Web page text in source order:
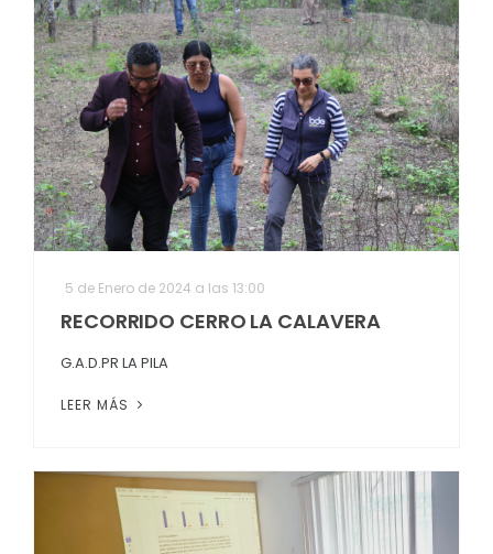
5 de Enero de 2024 a las 13:00
RECORRIDO CERRO LA CALAVERA
G.A.D.PR LA PILA
LEER MÁS